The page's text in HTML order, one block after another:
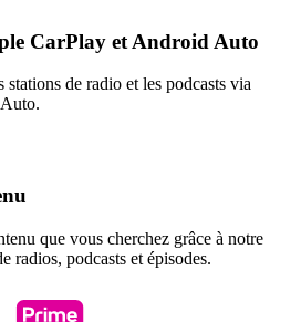
CarPlay et Android Auto
stations de radio et les podcasts via
que vous cherchez grâce à notre
radios, podcasts et épisodes.